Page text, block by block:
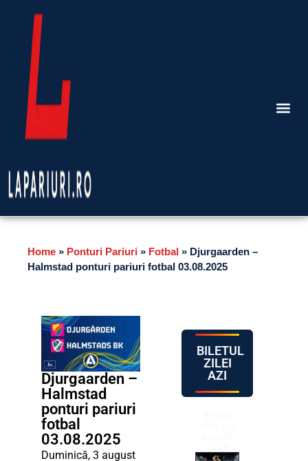
Home » Ponturi Pariuri » Fotbal » Djurgaarden –
Halmstad ponturi pariuri fotbal 03.08.2025
Djurgaarden –
Halmstad
ponturi pariuri
fotbal
03.08.2025
Duminică, 3 august
BILETUL
ZILEI
AZI